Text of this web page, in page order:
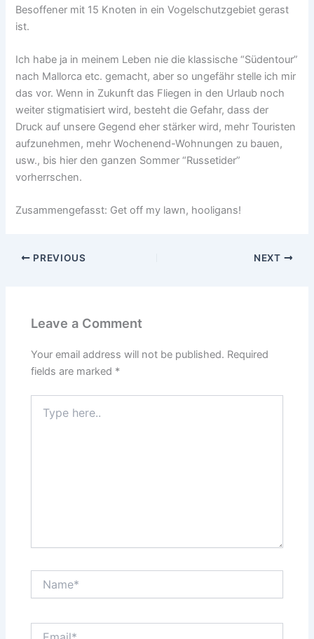
Besoffener mit 15 Knoten in ein Vogelschutzgebiet gerast
ist.
Ich habe ja in meinem Leben nie die klassische “Südentour”
nach Mallorca etc. gemacht, aber so ungefähr stelle ich mir
das vor. Wenn in Zukunft das Fliegen in den Urlaub noch
weiter stigmatisiert wird, besteht die Gefahr, dass der
Druck auf unsere Gegend eher stärker wird, mehr Touristen
aufzunehmen, mehr Wochenend-Wohnungen zu bauen,
usw., bis hier den ganzen Sommer “Russetider”
vorherrschen.
Zusammengefasst: Get off my lawn, hooligans!
PREVIOUS NEXT
Leave a Comment
Your email address will not be published. Required
fields are marked *
here..